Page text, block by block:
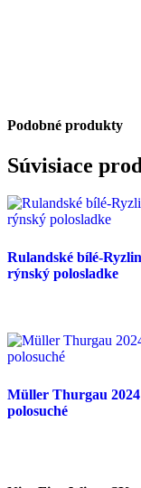
Podobné produkty
Súvisiace
Rulandské bílé-
rýnský polosladke
Müller Thurgau 2024
polosuché